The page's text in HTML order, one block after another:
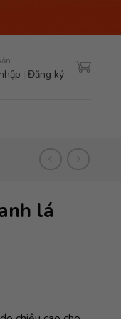
Đăng ký
lá